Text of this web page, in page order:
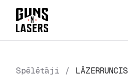
Spēlētāji / LĀZERRUNCIS